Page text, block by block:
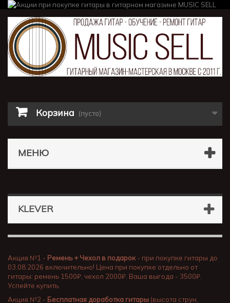
Корзина (пусто)
МЕНЮ
KLEVER
Акция №1 - Ремень + Чехол в подарок - при покупке гитары до
03.08.2026 включительно! Цена при покупке отдельно от
гитары: ремень 1500₽, чехол 2000₽. Ваша выгода - 3500₽.
Успейте купить.
Акция №2 - Бесплатная доработка гитары (высота струн,